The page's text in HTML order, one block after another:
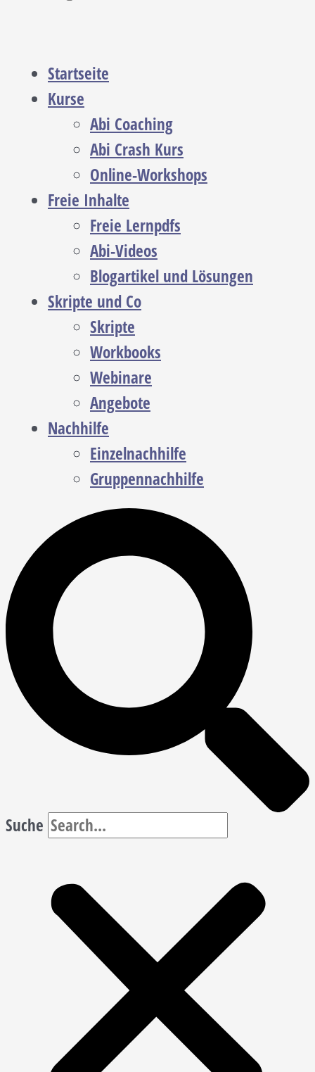
Startseite
Kurse
Abi Coaching
Abi Crash Kurs
Online-Workshops
Freie Inhalte
Freie Lernpdfs
Abi-Videos
Blogartikel und Lösungen
Skripte und Co
Skripte
Workbooks
Webinare
Angebote
Nachhilfe
Einzelnachhilfe
Gruppennachhilfe
Suche